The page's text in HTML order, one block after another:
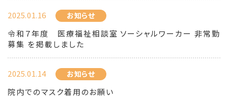
2025.01.16 お知らせ
令和７年度 医療福祉相談室 ソーシャルワーカー 非常勤
募集 を掲載しました
2025.01.14 お知らせ
院内でのマスク着用のお願い